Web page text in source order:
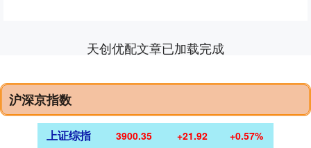
天创优配文章已加载完成
沪深京指数
上证综指 3900.35 +21.92 +0.57%